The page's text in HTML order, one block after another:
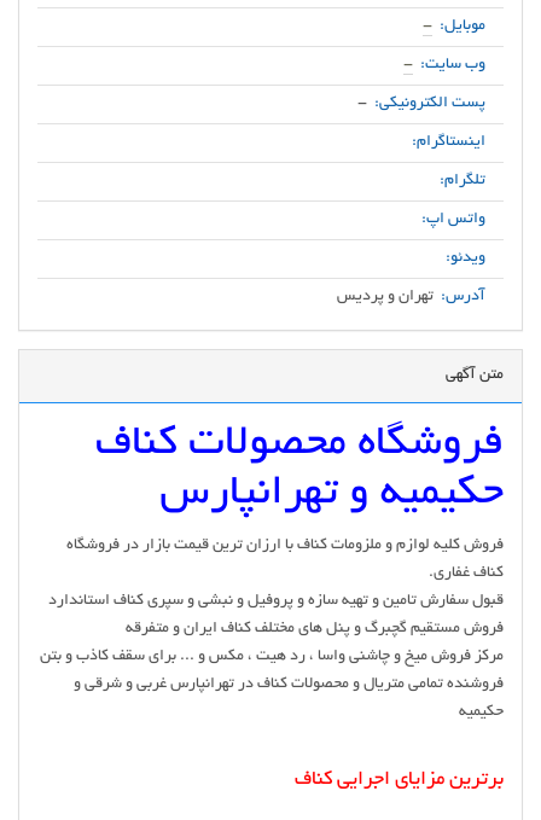
موبایل: -
وب سایت: -
پست الکترونیکی: -
اینستاگرام:
تلگرام:
واتس اپ:
ویدئو:
آدرس: تهران و پردیس
متن آگهی
فروشگاه محصولات کناف
حکیمیه و تهرانپارس
فروش کلیه لوازم و ملزومات کناف با ارزان ترین قیمت بازار در فروشگاه
کناف غفاری.
قبول سفارش تامین و تهیه سازه و پروفیل و نبشی و سپری کناف استاندارد
فروش مستقیم گچبرگ و پنل های مختلف کناف ایران و متفرقه
مرکز فروش میخ و چاشنی واسا ، رد هیت ، مکس و ... برای سقف کاذب و بتن
فروشنده تمامی متریال و محصولات کناف در تهرانپارس غربی و شرقی و
حکیمیه
برترین مزایای اجرایی کناف